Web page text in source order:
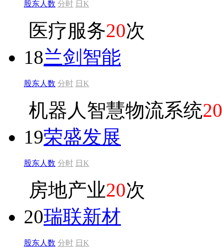
股东人数 分时 日K
医疗服务20次
18兰剑智能
股东人数 分时 日K
机器人智慧物流系统20
19荣盛发展
股东人数 分时 日K
房地产业20次
20瑞联新材
股东人数 分时 日K